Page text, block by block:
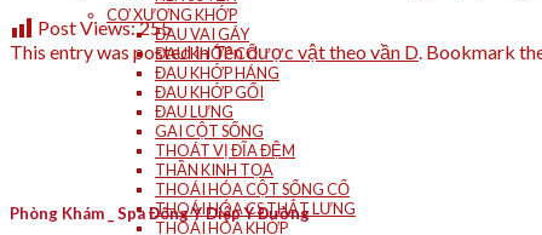
CƠ XƯƠNG KHỚP
ĐAU VAI GÁY
ĐAU KHỚP CỔ
ĐAU KHỚP HÁNG
ĐAU KHỚP GỐI
ĐAU LƯNG
GAI CỘT SỐNG
THOÁT VỊ ĐĨA ĐỆM
THẦN KINH TỌA
THOÁI HÓA CỘT SỐNG CỔ
THOÁI HÓA CS THẮT LƯNG
THOÁI HÓA KHỚP
Post Views:255
This entry was posted inTên dược vật theo vần D. Bookmark
Phòng Khám _ Spa Đông Y Diệp Y Đường